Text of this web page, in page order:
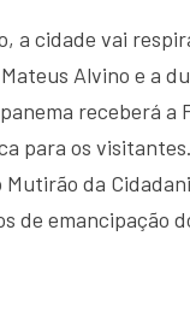
a cidade vai
Alvino e a
receberá a
para os
da
de emancipação